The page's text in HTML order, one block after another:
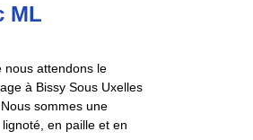
ML
nous attendons le
à Bissy Sous Uxelles
sommes une
en paille et en